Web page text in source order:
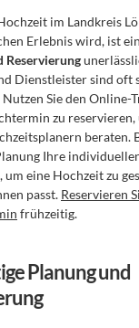
im Landkreis
Erlebnis wird, ist
Reservierung
Dienstleister sind oft
Sie den Online-
zu reservieren,
beraten.
Ihre
um eine Hochzeit zu
passt. Reservieren
frühzeitig.
Planung und